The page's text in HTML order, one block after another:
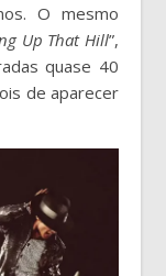
O mesmo
Up That Hill”,
quase 40
de aparecer